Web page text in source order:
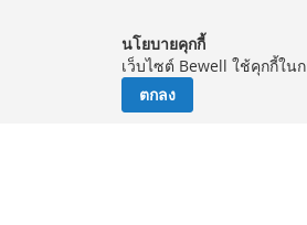
นโยบายคุกกี้
เว็บไซต์ Bewell ใช้คุกกี้ใน
ตกลง